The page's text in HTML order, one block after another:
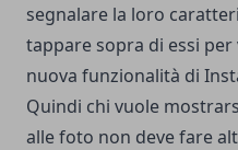
segnalare la loro
tappare sopra di essi per
nuova funzionalità di
Quindi chi vuole
alle foto non deve fare